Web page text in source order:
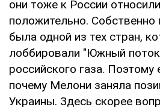
они тоже к России
положительно. Собственно
была одной из тех стран,
лоббировали "Южный
российского газа. Поэтому
почему Мелони заняла
Украины. Здесь скорее